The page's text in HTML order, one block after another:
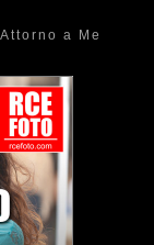
a Me